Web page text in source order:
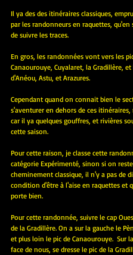
Il ya des des itinéraires classiques,
par les randonneurs en raquettes,
de suivre les traces.
En gros, les randonnées vont vers les
Canaourouye, Cuyalaret, la Gradillère, et
d'Anéou, Astu, et Arazures.
Cependant quand on connait bien le
s'aventurer en dehors de ces
car il ya quelques gouffres, et rivières
cette saison.
Pour cette raison, je classe cette
catégorie Expérimenté, sinon si on
cheminement classique, il n'y a pas de
condition d'être à l'aise en raquettes et
porte bien.
Pour cette randonnée, suivre le cap
de la Gradillère. On a sur la gauche le
et plus loin le pic de Canaourouye.  Sur
face de nous, se dresse le pic de la